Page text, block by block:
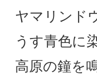
ヤマリンド
うす青色に
高原の鐘を